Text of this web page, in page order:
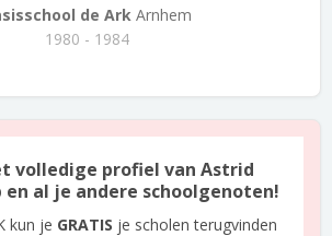
de ArkArnhem
1980 - 1984
volledige profiel van Astrid
en al je andere schoolgenoten!
kun je GRATIS je scholen terugvinden